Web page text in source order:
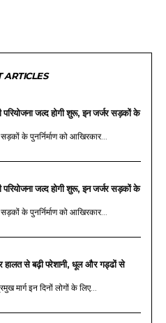
ARTICLES
जल्द होगी शुरू, इन जर्जर सड़कों के
के पुनर्निर्माण को आखिरकार...
जल्द होगी शुरू, इन जर्जर सड़कों के
के पुनर्निर्माण को आखिरकार...
हालत से बढ़ी परेशानी, धूल और गड्ढों से
मार्ग इन दिनों लोगों के लिए...